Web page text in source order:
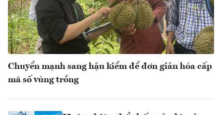
Chuyển mạnh sang hậu kiểm để đơn giản hóa cấp
mã số vùng trồng